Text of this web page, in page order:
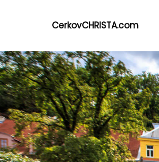
CerkovCHRISTA.com